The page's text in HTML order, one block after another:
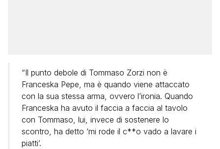
“Il punto debole di Tommaso Zorzi non è
Franceska Pepe, ma è quando viene attaccato
con la sua stessa arma, ovvero l’ironia. Quando
Franceska ha avuto il faccia a faccia al tavolo
con Tommaso, lui, invece di sostenere lo
scontro, ha detto ‘mi rode il c**o vado a lavare i
piatti’.